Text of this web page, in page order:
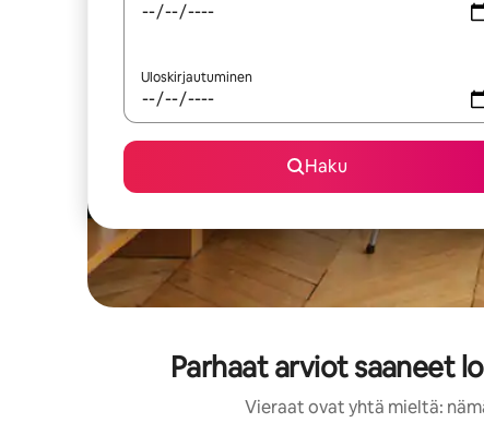
Uloskirjautuminen
Haku
Parhaat arviot saaneet
Vieraat ovat yhtä mieltä: